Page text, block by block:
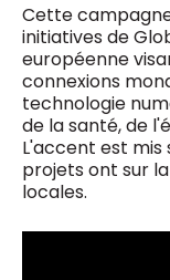
​Cette
initiatives de
européenne
connexions
technologie
de la santé, de
L'accent est
projets ont sur
locales.